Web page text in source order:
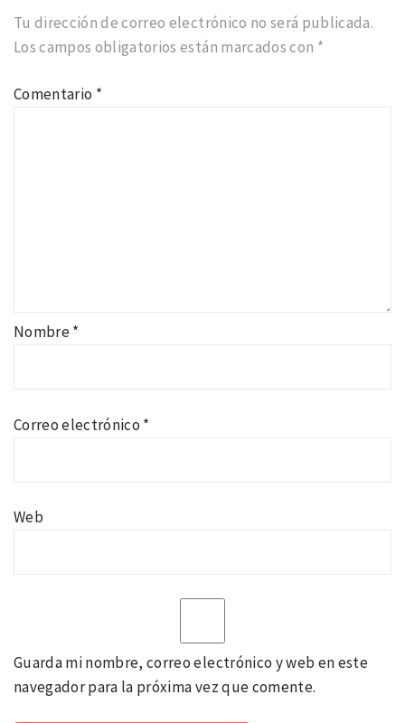
Tu dirección de correo electrónico no será publicada.
Los campos obligatorios están marcados con *
Comentario *
Nombre*
Correo electrónico *
Web
Guarda mi nombre, correo electrónico y web en este
navegador para la próxima vez que comente.